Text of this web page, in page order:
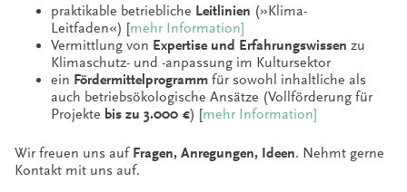
praktikable betriebliche Leitlinien (»Klima-
Leitfaden«) [mehr Information]
Vermittlung von Expertise und Erfahrungswissen zu
Klimaschutz- und -anpassung im Kultursektor
ein Fördermittelprogramm für sowohl inhaltliche als
auch betriebsökologische Ansätze (Vollförderung für
Projekte bis zu 3.000 €) [mehr Information]
Wir freuen uns aufFragen, Anregungen, Ideen. Nehmt gerne
Kontakt mit uns auf.